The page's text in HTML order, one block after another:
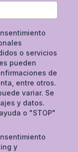
o servicios
pueden
de
entre otros.
variar. Se
y datos.
o "STOP"
y